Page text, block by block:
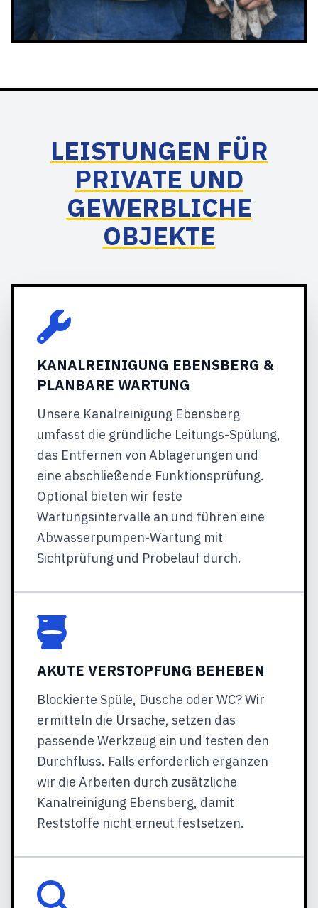
LEISTUNGEN FÜR
PRIVATE UND
GEWERBLICHE
OBJEKTE
KANALREINIGUNG EBENSBERG &
PLANBARE WARTUNG
Unsere Kanalreinigung Ebensberg
umfasst die gründliche Leitungs-Spülung,
das Entfernen von Ablagerungen und
eine abschließende Funktionsprüfung.
Optional bieten wir feste
Wartungsintervalle an und führen eine
Abwasserpumpen-Wartung mit
Sichtprüfung und Probelauf durch.
AKUTE VERSTOPFUNG BEHEBEN
Blockierte Spüle, Dusche oder WC? Wir
ermitteln die Ursache, setzen das
passende Werkzeug ein und testen den
Durchfluss. Falls erforderlich ergänzen
wir die Arbeiten durch zusätzliche
Kanalreinigung Ebensberg, damit
Reststoffe nicht erneut festsetzen.